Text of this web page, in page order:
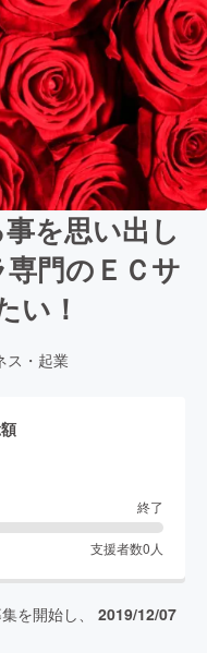
を思い出し
門のＥＣサ
い！
ス・起業
終了
支援者数0 人
を開始し、 2019/12/07